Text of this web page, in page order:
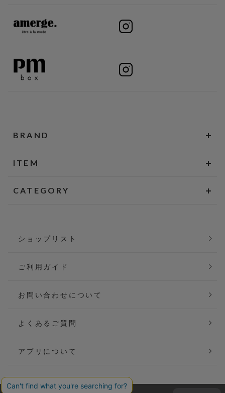
BRAND
ITEM
CATEGORY
ショップリスト
ご利用ガイド
お問い合わせについて
よくあるご質問
アプリについて